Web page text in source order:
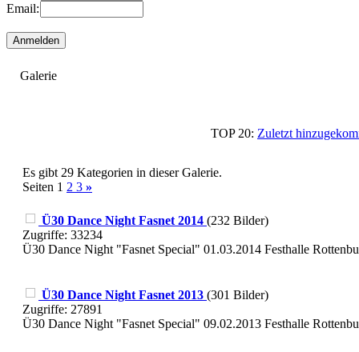
Email:
Galerie
TOP 20: Zuletzt
Es gibt 29 Kategorien in dieser Galerie.
Seiten 1 2 3 »
Ü30 Dance Night Fasnet 2014 (232 Bilder)
Zugriffe: 33234
Ü30 Dance Night "Fasnet Special" 01.03.2014 Festhalle
Ü30 Dance Night Fasnet 2013 (301 Bilder)
Zugriffe: 27891
Ü30 Dance Night "Fasnet Special" 09.02.2013 Festhalle